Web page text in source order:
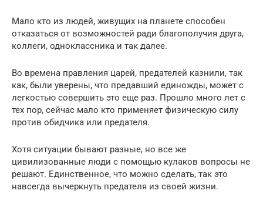
Мало кто из людей, живущих на планете способен
отказаться от возможностей ради благополучия друга,
коллеги, одноклассника и так далее.
Во времена правления царей, предателей казнили, так
как, были уверены, что предавший единожды, может с
легкостью совершить это еще раз. Прошло много лет с
тех пор, сейчас мало кто применяет физическую силу
против обидчика или предателя.
Хотя ситуации бывают разные, но все же
цивилизованные люди с помощью кулаков вопросы не
решают. Единственное, что можно сделать, так это
навсегда вычеркнуть предателя из своей жизни.